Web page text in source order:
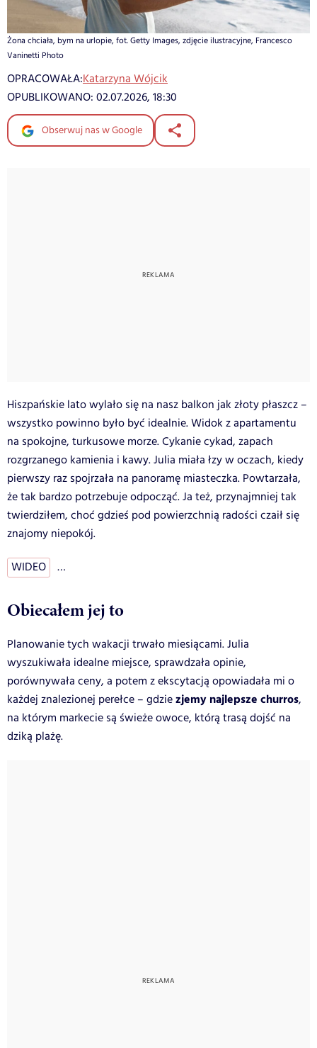
Żona chciała, bym na urlopie, fot. Getty Images, zdjęcie ilustracyjne, Francesco
Vaninetti Photo
OPRACOWAŁA:Katarzyna Wójcik
OPUBLIKOWANO: 02.07.2026, 18:30
Obserwuj nas w Google
Hiszpańskie lato wylało się na nasz balkon jak złoty płaszcz –
wszystko powinno było być idealnie. Widok z apartamentu
na spokojne, turkusowe morze. Cykanie cykad, zapach
rozgrzanego kamienia i kawy. Julia miała łzy w oczach, kiedy
pierwszy raz spojrzała na panoramę miasteczka. Powtarzała,
że tak bardzo potrzebuje odpocząć. Ja też, przynajmniej tak
twierdziłem, choć gdzieś pod powierzchnią radości czaił się
znajomy niepokój.
WIDEO …
Obiecałem jej to
Planowanie tych wakacji trwało miesiącami. Julia
wyszukiwała idealne miejsce, sprawdzała opinie,
porównywała ceny, a potem z ekscytacją opowiadała mi o
każdej znalezionej perełce – gdziezjemy najlepsze churros,
na którym markecie są świeże owoce, którą trasą dojść na
dziką plażę.